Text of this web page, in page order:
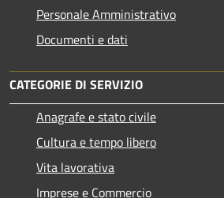
Personale Amministrativo
Documenti e dati
CATEGORIE DI SERVIZIO
Anagrafe e stato civile
Cultura e tempo libero
Vita lavorativa
Imprese e Commercio